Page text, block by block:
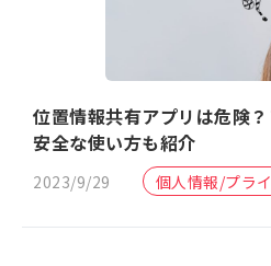
位置情報共有アプリは危険
安全な使い方も紹介
2023/9/29 個人情報/プラ